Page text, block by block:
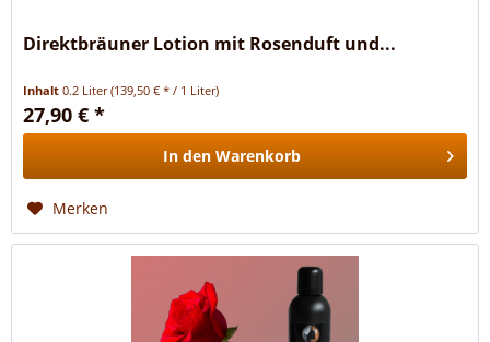
Direktbräuner Lotion mit Rosenduft und...
Inhalt0.2 Liter(139,50 € * / 1 Liter)
27,90 € *
In den Warenkorb
Merken